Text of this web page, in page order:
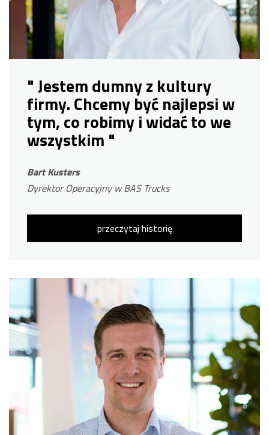
" Jestem dumny z kultury
firmy. Chcemy być najlepsi w
tym, co robimy i widać to we
wszystkim "
Bart Kusters
Dyrektor Operacyjny w BAS Trucks
przeczytaj historię